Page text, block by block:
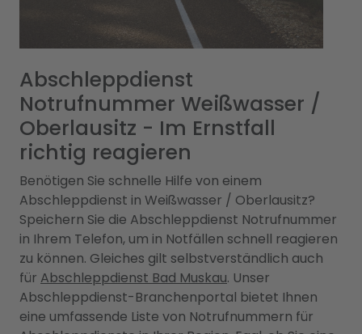
Abschleppdienst
Notrufnummer Weißwasser /
Oberlausitz - Im Ernstfall
richtig reagieren
Benötigen Sie schnelle Hilfe von einem
Abschleppdienst in Weißwasser / Oberlausitz?
Speichern Sie die Abschleppdienst Notrufnummer
in Ihrem Telefon, um in Notfällen schnell reagieren
zu können. Gleiches gilt selbstverständlich auch
für Abschleppdienst Bad Muskau. Unser
Abschleppdienst-Branchenportal bietet Ihnen
eine umfassende Liste von Notrufnummern für